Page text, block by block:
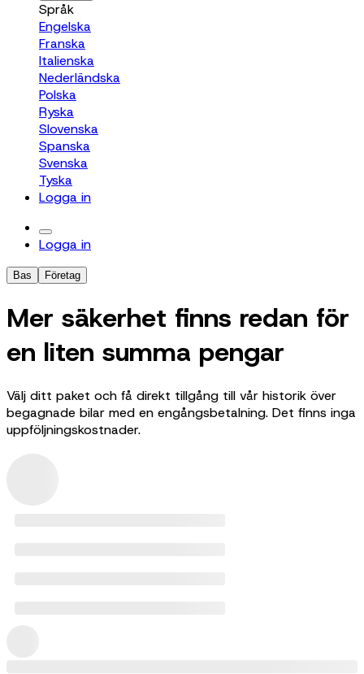
Språk
Engelska
Franska
Italienska
Nederländska
Polska
Ryska
Slovenska
Spanska
Svenska
Tyska
Logga in
Logga in
Bas Företag
Mer säkerhet finns redan för
en liten summa pengar
Välj ditt paket och få direkt tillgång till vår historik över
begagnade bilar med en engångsbetalning. Det finns inga
uppföljningskostnader.